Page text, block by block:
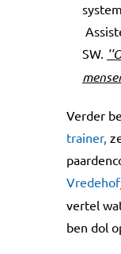
SW.
Verder
trainer,
Vredehof
vertel
ben dol